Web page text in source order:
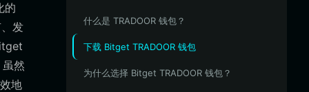
的
发
然
地
什么是 TRADOOR 钱包？
下载 Bitget TRADOOR 钱包
为什么选择 Bitget TRADOOR 钱包？